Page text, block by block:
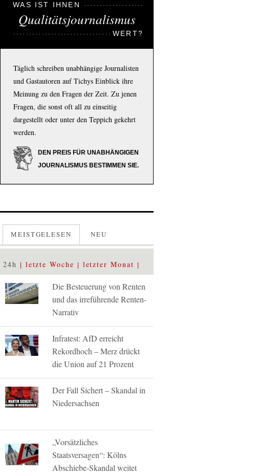
WAS IST IHNEN
Qualitätsjournalismus
WERT?
Täglich schreiben unabhängige Journalisten
und Gastautoren auf Tichys Einblick ihre
Meinung zu den Fragen der Zeit. Zu jenen
Fragen, die sonst oft all zu einseitig
dargestellt oder unter den Teppich gekehrt
werden.
DEN PREIS FÜR UNABHÄNGIGEN
JOURNALISMUS BESTIMMEN SIE.
MEISTGELESEN NEU
24h letzte Woche letzter Monat
Die Besteuerung von Renten
und das irreführende Renten-
Narrativ
Infratest: AfD erreicht
Rekordhoch – Merz drückt
die Union auf 21 Prozent
Der Fall Sichert – Skandal in
Niedersachsen
„Vorsätzliches
Staatsversagen“: Kölns
Abschiebe-Skandal weitet